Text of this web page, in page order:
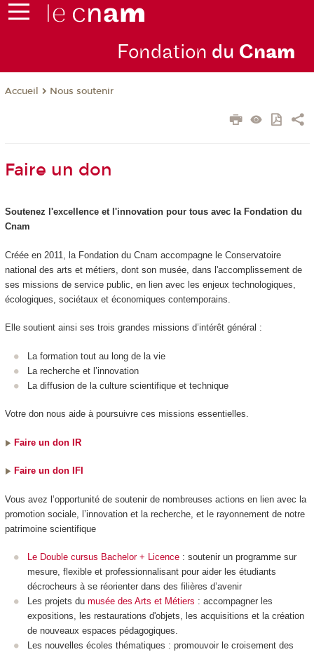
Fondation du Cnam
Accueil Nous soutenir
Faire un don
Soutenez l'excellence et l'innovation pour tous avec la Fondation du
Cnam
Créée en 2011, la Fondation du Cnam accompagne le Conservatoire
national des arts et métiers, dont son musée, dans l'accomplissement de
ses missions de service public, en lien avec les enjeux technologiques,
écologiques, sociétaux et économiques contemporains.
Elle soutient ainsi ses trois grandes missions d’intérêt général :
La formation tout au long de la vie
La recherche et l’innovation
La diffusion de la culture scientifique et technique
Votre don nous aide à poursuivre ces missions essentielles.
Faire un don IR
Faire un don IFI
Vous avez l’opportunité de soutenir de nombreuses actions en lien avec la
promotion sociale, l’innovation et la recherche, et le rayonnement de notre
patrimoine scientifique
Le Double cursus Bachelor + Licence : soutenir un programme sur
mesure, flexible et professionnalisant pour aider les étudiants
décrocheurs à se réorienter dans des filières d’avenir
Les projets du musée des Arts et Métiers : accompagner les
expositions, les restaurations d'objets, les acquisitions et la création
de nouveaux espaces pédagogiques.
Les nouvelles écoles thématiques : promouvoir le croisement des